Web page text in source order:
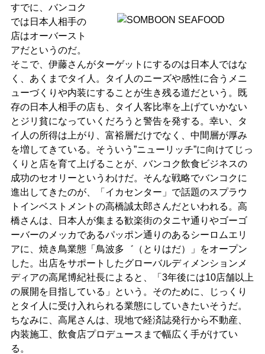
すでに、バンコク
では日本人相手の
店はオーバースト
アだというのだ。
そこで、伊藤さんがターゲットにするのは日本人ではな
く、あくまでタイ人。タイ人のニーズや感性に合うメニ
ューづくりや内装にすることが生き残る道だという。既
存の日本人相手の店も、タイ人客比率を上げていかない
とジリ貧になっていくだろうと警告を発する。幸い、タ
イ人の所得は上がり、富裕層だけでなく、中間層が厚み
を増してきている。そういう”ニューリッチ”に向けてじっ
くりと店を育て上げることが、バンコク飲食ビジネスの
成功のセオリーというわけだ。そんな戦略でバンコクに
進出してきたのが、「イカセンター」で話題のスプラウ
トインベストメントの高橋誠太郎さんだといわれる。高
橋さんは、日本人が集まる歓楽街のタニヤ通りやゴーゴ
ーバーのメッカであるパッポン通りのあるシーロムエリ
アに、焼き鳥業態「鳥波多゛（とりはだ）」をオープン
した。出店をサポートしたグローバルディメンションメ
ディアの高尾博紀社長によると、「3年後には10店舗以上
の展開を目指している」という。そのために、じっくり
とタイ人に受け入れられる業態にしていきたいそうだ。
ちなみに、高尾さんは、現地で経済誌発行から不動産、
内装施工、飲食店プロデュースまで幅広く手がけてい
る。